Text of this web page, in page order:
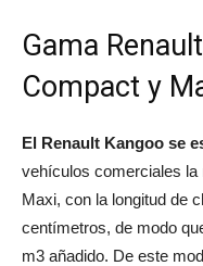
Gama
Compact y
El Renault Kangoo se
vehículos comerciales la
Maxi, con la longitud de
centímetros, de modo
m3 añadido. De este